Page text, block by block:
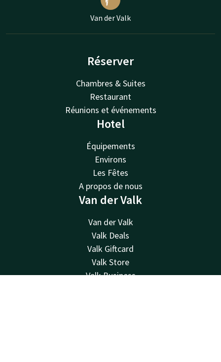
Van der Valk
Réserver
Chambres & Suites
Restaurant
Réunions et événements
Hotel
Équipements
Environs
Les Fêtes
A propos de nous
Van der Valk
Van der Valk
Valk Deals
Valk Giftcard
Valk Store
Valk Business